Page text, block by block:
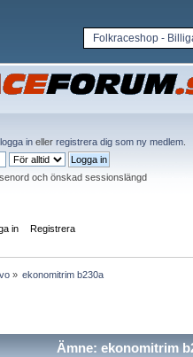
Folkraceshop -
logga in eller registrera dig som ny medlem
och önskad sessionslängd
in Registrera
» ekonomitrim b230a
Ämne: ekonomitrim